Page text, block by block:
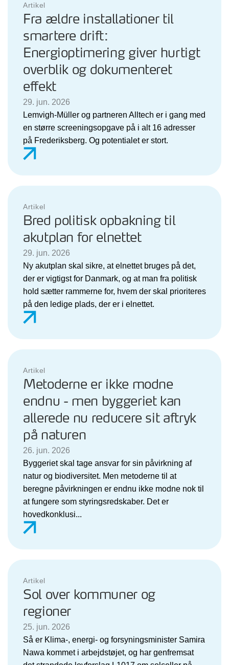
Artikel
Fra ældre installationer til
smartere drift:
Energioptimering giver hurtigt
overblik og dokumenteret
effekt
29. jun. 2026
Lemvigh-Müller og partneren Alltech er i gang med
en større screeningsopgave på i alt 16 adresser
på Frederiksberg. Og potentialet er stort.
Artikel
Bred politisk opbakning til
akutplan for elnettet
29. jun. 2026
Ny akutplan skal sikre, at elnettet bruges på det,
der er vigtigst for Danmark, og at man fra politisk
hold sætter rammerne for, hvem der skal prioriteres
på den ledige plads, der er i elnettet.
Artikel
Metoderne er ikke modne
endnu - men byggeriet kan
allerede nu reducere sit aftryk
på naturen
26. jun. 2026
Byggeriet skal tage ansvar for sin påvirkning af
natur og biodiversitet. Men metoderne til at
beregne påvirkningen er endnu ikke modne nok til
at fungere som styringsredskaber. Det er
hovedkonklusi...
Artikel
Sol over kommuner og
regioner
25. jun. 2026
Så er Klima-, energi- og forsyningsminister Samira
Nawa kommet i arbejdstøjet, og har genfremsat